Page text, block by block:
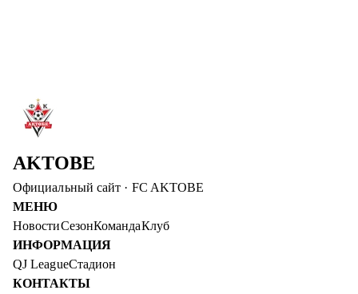
Читать далее
AKTOBE
Официальный сайт · FC AKTOBE
МЕНЮ
НовостиСезонКомандаКлуб
ИНФОРМАЦИЯ
QJ LeagueСтадион
КОНТАКТЫ